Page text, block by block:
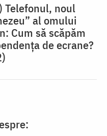
Telefonul, noul
al omului
Cum să scăpăm
de ecrane?